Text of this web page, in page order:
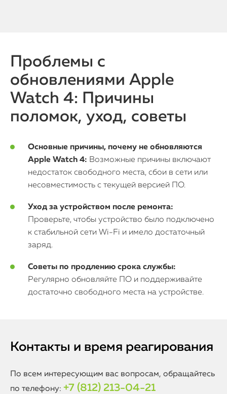
Проблемы с
обновлениями Apple
Watch 4: Причины
поломок, уход, советы
Основные причины, почему не обновляются
Apple Watch 4: Возможные причины включают
недостаток свободного места, сбои в сети или
несовместимость с текущей версией ПО.
Уход за устройством после ремонта:
Проверьте, чтобы устройство было подключено
к стабильной сети Wi-Fi и имело достаточный
заряд.
Советы по продлению срока службы:
Регулярно обновляйте ПО и поддерживайте
достаточно свободного места на устройстве.
Контакты и время реагирования
По всем интересующим вас вопросам, обращайтесь
по телефону: +7 (812) 213-04-21